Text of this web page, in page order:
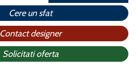
Cere un sfat
Contact designer
Solicitati oferta